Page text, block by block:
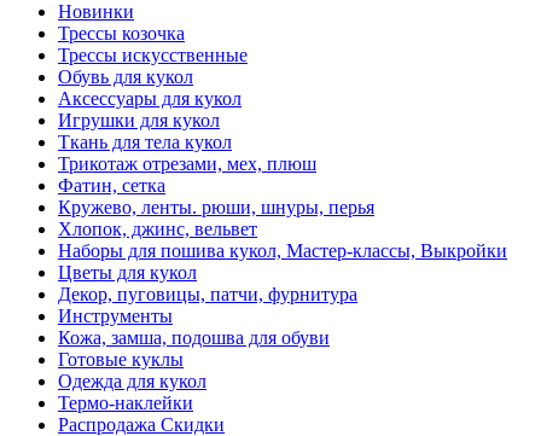
Новинки
Трессы козочка
Трессы искусственные
Обувь для кукол
Аксессуары для кукол
Игрушки для кукол
Ткань для тела кукол
Трикотаж отрезами, мех, плюш
Фатин, сетка
Кружево, ленты. рюши, шнуры, перья
Хлопок, джинс, вельвет
Наборы для пошива кукол, Мастер-классы, Выкройки
Цветы для кукол
Декор, пуговицы, патчи, фурнитура
Инструменты
Кожа, замша, подошва для обуви
Готовые куклы
Одежда для кукол
Термо-наклейки
Распродажа Скидки